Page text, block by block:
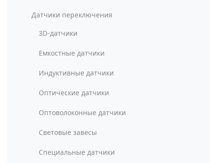
Датчики переключения
3D-датчики
Емкостные датчики
Индуктивные датчики
Оптические датчики
Оптоволоконные датчики
Световые завесы
Специальные датчики